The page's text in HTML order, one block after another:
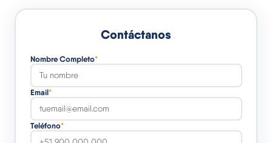
Contáctanos
Nombre Completo*
Email*
Teléfono*